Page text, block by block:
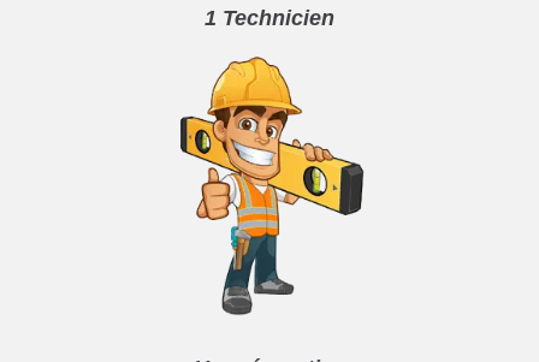
1 Technicien